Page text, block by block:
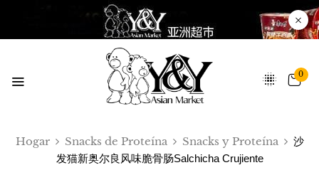
0
Hogar Snacks de Proteína Snacks y Proteína
沙
发猫新奥尔良风味脆骨肠Salchicha Crujiente